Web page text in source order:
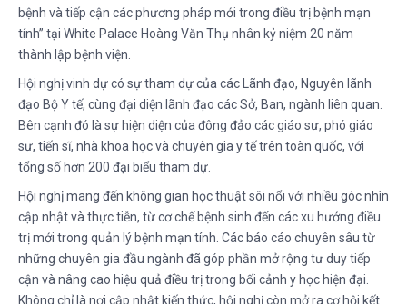
bệnh và tiếp cận các phương pháp mới trong điều trị bệnh mạn
tính” tại White Palace Hoàng Văn Thụ nhân kỷ niệm 20 năm
thành lập bệnh viện.
Hội nghị vinh dự có sự tham dự của các Lãnh đạo, Nguyên lãnh
đạo Bộ Y tế, cùng đại diện lãnh đạo các Sở, Ban, ngành liên quan.
Bên cạnh đó là sự hiện diện của đông đảo các giáo sư, phó giáo
sư, tiến sĩ, nhà khoa học và chuyên gia y tế trên toàn quốc, với
tổng số hơn 200 đại biểu tham dự.
Hội nghị mang đến không gian học thuật sôi nổi với nhiều góc nhìn
cập nhật và thực tiễn, từ cơ chế bệnh sinh đến các xu hướng điều
trị mới trong quản lý bệnh mạn tính. Các báo cáo chuyên sâu từ
những chuyên gia đầu ngành đã góp phần mở rộng tư duy tiếp
cận và nâng cao hiệu quả điều trị trong bối cảnh y học hiện đại.
Không chỉ là nơi cập nhật kiến thức, hội nghị còn mở ra cơ hội kết